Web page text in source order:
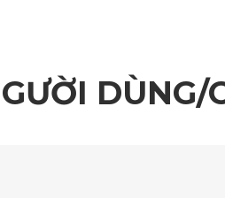
là lựa chọn tối ưu cho những ai
DÙNG/